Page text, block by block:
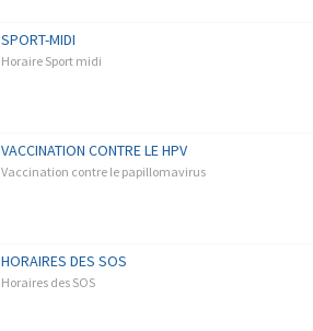
SPORT-MIDI
Horaire Sport midi
VACCINATION CONTRE LE HPV
Vaccination contre le papillomavirus
HORAIRES DES SOS
Horaires des SOS